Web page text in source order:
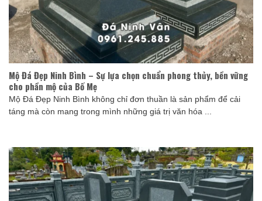
Mộ Đá Đẹp Ninh Bình – Sự lựa chọn chuẩn phong thủy, bền vững
cho phần mộ của Bố Mẹ
Mộ Đá Đẹp Ninh Bình không chỉ đơn thuần là sản phẩm để cải
táng mà còn mang trong mình những giá trị văn hóa ...